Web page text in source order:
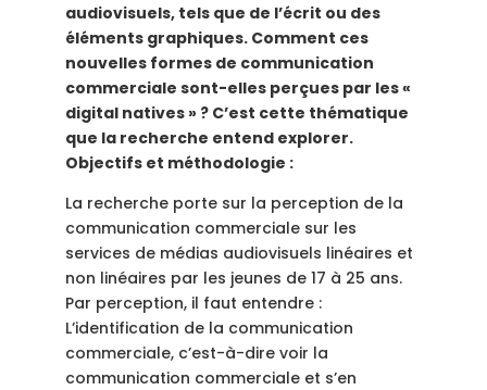
audiovisuels, tels que de l’écrit ou des
éléments graphiques. Comment ces
nouvelles formes de communication
commerciale sont-elles perçues par les «
digital natives » ? C’est cette thématique
que la recherche entend explorer.
Objectifs et méthodologie :
La recherche porte sur la perception de la
communication commerciale sur les
services de médias audiovisuels linéaires et
non linéaires par les jeunes de 17 à 25 ans.
Par perception, il faut entendre :
L’identification de la communication
commerciale, c’est-à-dire voir la
communication commerciale et s’en